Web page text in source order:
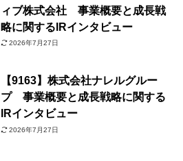
ィブ株式会社 事業概要と成長戦
略に関するIRインタビュー
2026年7月27日
【9163】株式会社ナレルグルー
プ 事業概要と成長戦略に関する
IRインタビュー
2026年7月27日